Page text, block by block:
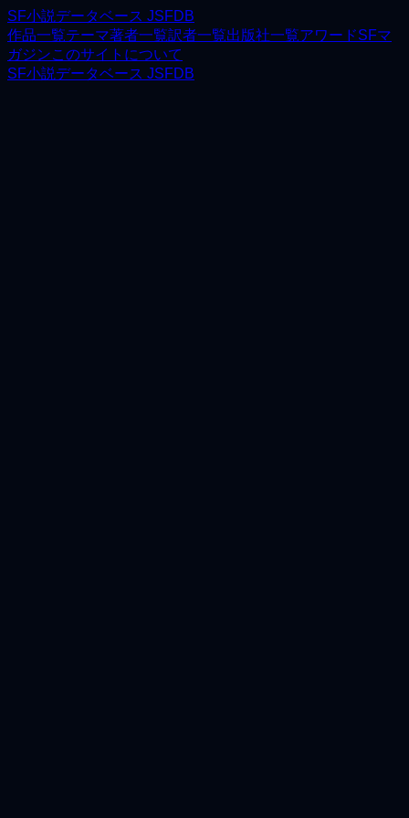
SF小説データベース JSFDB
作品一覧テーマ著者一覧訳者一覧出版社一覧アワードSFマ
ガジンこのサイトについて
SF小説データベース JSFDB